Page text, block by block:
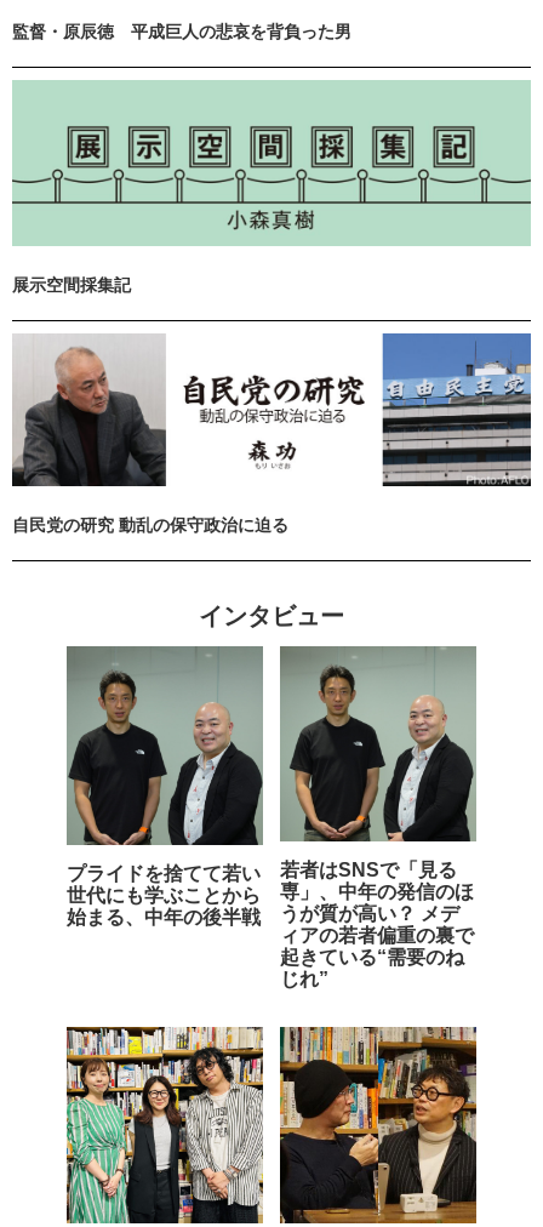
監督・原辰徳 平成巨人の悲哀を背負った男
展示空間採集記
自民党の研究 動乱の保守政治に迫る
インタビュー
プライドを捨てて若い
世代にも学ぶことから
始まる、中年の後半戦
若者はSNSで「見る
専」、中年の発信のほ
うが質が高い？ メデ
ィアの若者偏重の裏で
起きている“需要のね
じれ”